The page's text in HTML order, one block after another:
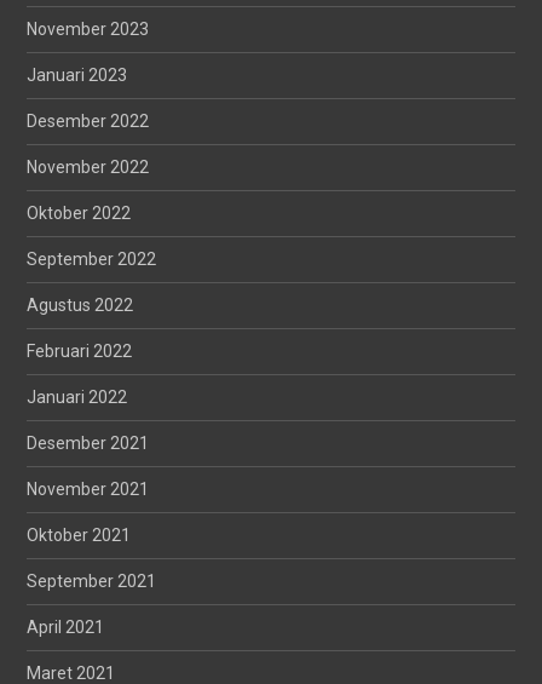
November 2023
Januari 2023
Desember 2022
November 2022
Oktober 2022
September 2022
Agustus 2022
Februari 2022
Januari 2022
Desember 2021
November 2021
Oktober 2021
September 2021
April 2021
Maret 2021